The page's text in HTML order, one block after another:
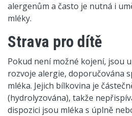
alergenům a často je nutná i
mléky.
Strava pro dítě
Pokud není možné kojení, jsou
rozvoje alergie, doporučována
mléka. Jejich bílkovina je
(hydrolyzována), takže
dispozici jsou mléka s úplně